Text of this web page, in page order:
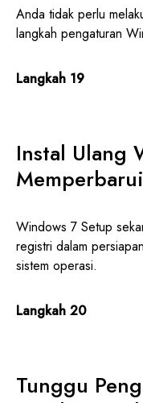
Anda tidak perlu
langkah pengaturan
Langkah 19
Instal Ulang
Windows 7 Setup
registri dalam
sistem operasi.
Langkah 20
Tunggu